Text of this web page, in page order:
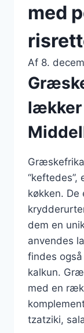
med
Af 8.
lækker
køkken. De
dem en
anvendes
findes
kalkun.
med en
tzatziki,